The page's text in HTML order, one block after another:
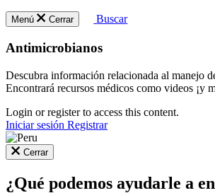
Menú Cerrar Buscar
Antimicrobianos
Descubra información relacionada al manejo
Encontrará recursos médicos como videos ¡y
Login or register to access this content.
Iniciar sesión Registrar
Cerrar
¿Qué podemos ayudarle a